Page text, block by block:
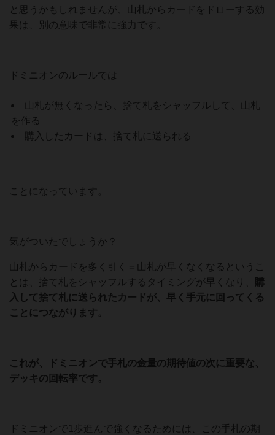
と思うかもしれませんが、山札からカードをドローする効
果は、別の意味で非常に強力です。
ドミニオンのルールでは
山札が無くなったら、捨て札をシャッフルして、山札
を作る
購入したカードは、捨て札に送られる
ことになっています。
気がついたでしょうか？
山札からカードを多く引く＝山札が早くなくなるというこ
とは、捨て札をシャッフルするタイミングが早くなり、
入して捨て札に送られたカードが、早く手元に回ってくる
ことにつながります。
これが、ドミニオンで手札の金量の期待値の次に重要な、
デッキの回転率です。
ドミニオンで1歩進んで強くなるためには、この手札の期